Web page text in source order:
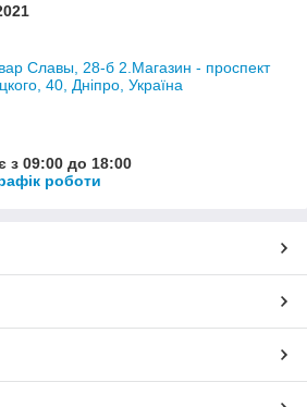
Славы, 28-б 2.Магазин - проспект
40, Дніпро, Україна
з 09:00 до 18:00
роботи